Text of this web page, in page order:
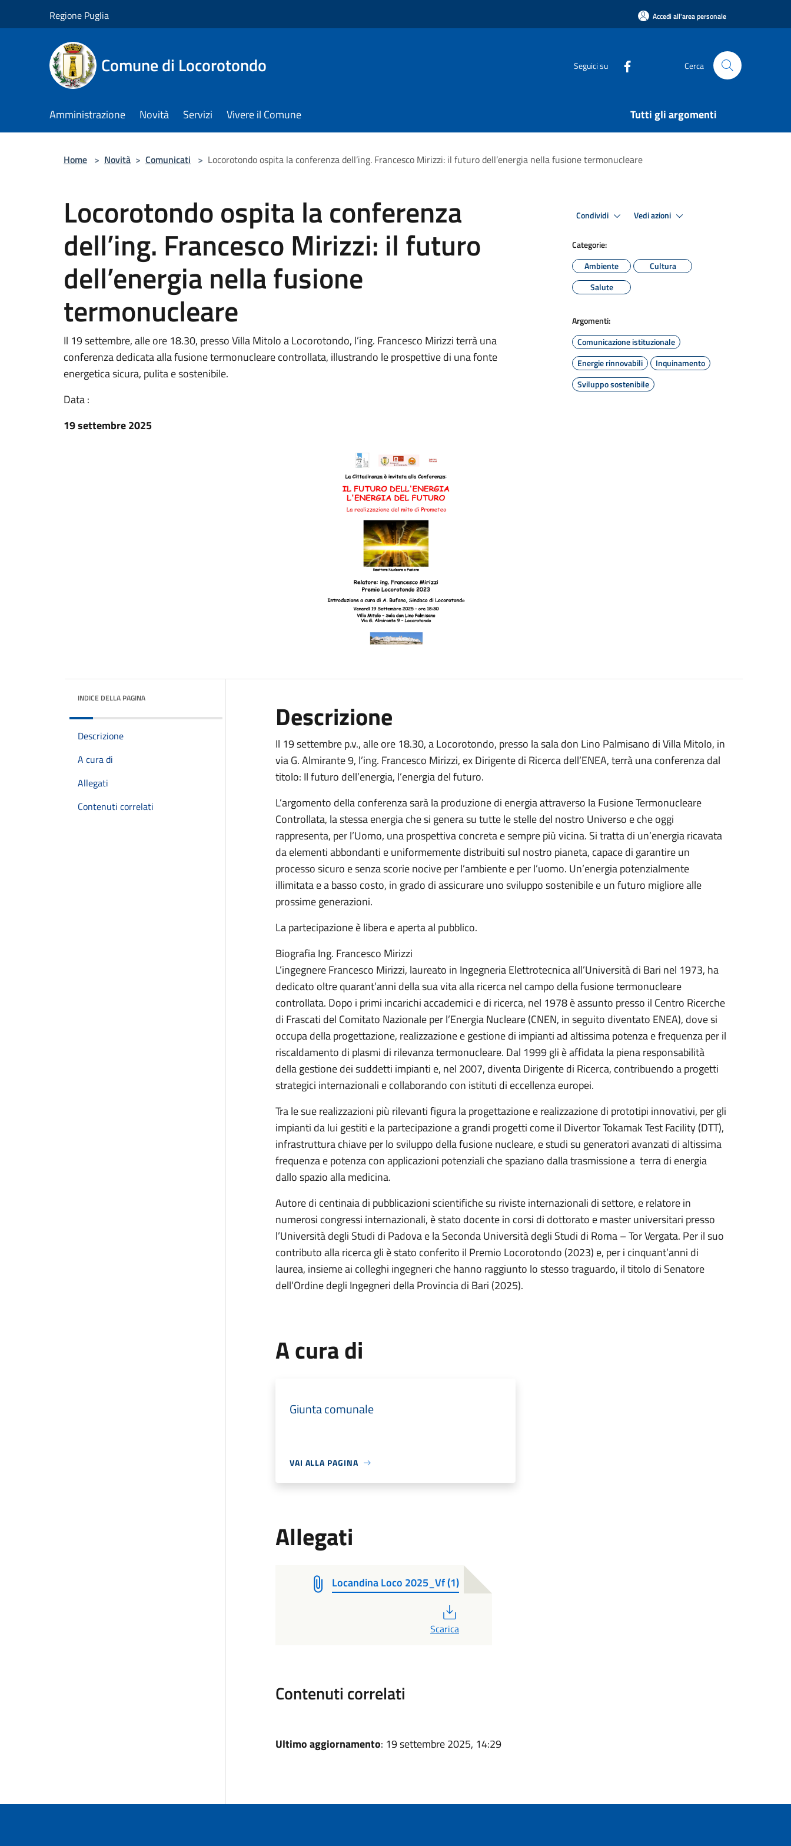
Regione Puglia Accedi all'area personale
Comune di Locorotondo Seguici su Cerca
Amministrazione Novità Servizi Vivere il Comune Tutti gli argomenti
Home > Novità > Comunicati > Locorotondo ospita la conferenza dell’ing. Francesco Mirizzi: il futuro dell’energia nella fusione termonucleare
Locorotondo ospita la conferenza
dell’ing. Francesco Mirizzi: il futuro
dell’energia nella fusione
termonucleare
Il 19 settembre, alle ore 18.30, presso Villa Mitolo a Locorotondo, l’ing. Francesco Mirizzi terrà una
conferenza dedicata alla fusione termonucleare controllata, illustrando le prospettive di una fonte
energetica sicura, pulita e sostenibile.
Data :
19 settembre 2025
Condividi Vedi azioni
Categorie:
Ambiente
Cultura
Salute
Argomenti:
Comunicazione istituzionale
Energie rinnovabili
Inquinamento
Sviluppo sostenibile
INDICE DELLA PAGINA
Descrizione
A cura di
Allegati
Contenuti correlati
Descrizione
Il 19 settembre p.v., alle ore 18.30, a Locorotondo, presso la sala don Lino Palmisano di Villa Mitolo, in
via G. Almirante 9, l’ing. Francesco Mirizzi, ex Dirigente di Ricerca dell’ENEA, terrà una conferenza dal
titolo: Il futuro dell’energia, l’energia del futuro.
L’argomento della conferenza sarà la produzione di energia attraverso la Fusione Termonucleare
Controllata, la stessa energia che si genera su tutte le stelle del nostro Universo e che oggi
rappresenta, per l’Uomo, una prospettiva concreta e sempre più vicina. Si tratta di un’energia ricavata
da elementi abbondanti e uniformemente distribuiti sul nostro pianeta, capace di garantire un
processo sicuro e senza scorie nocive per l’ambiente e per l’uomo. Un’energia potenzialmente
illimitata e a basso costo, in grado di assicurare uno sviluppo sostenibile e un futuro migliore alle
prossime generazioni.
La partecipazione è libera e aperta al pubblico.
Biografia Ing. Francesco Mirizzi
L’ingegnere Francesco Mirizzi, laureato in Ingegneria Elettrotecnica all’Università di Bari nel 1973, ha
dedicato oltre quarant’anni della sua vita alla ricerca nel campo della fusione termonucleare
controllata. Dopo i primi incarichi accademici e di ricerca, nel 1978 è assunto presso il Centro Ricerche
di Frascati del Comitato Nazionale per l’Energia Nucleare (CNEN, in seguito diventato ENEA), dove si
occupa della progettazione, realizzazione e gestione di impianti ad altissima potenza e frequenza per il
riscaldamento di plasmi di rilevanza termonucleare. Dal 1999 gli è affidata la piena responsabilità
della gestione dei suddetti impianti e, nel 2007, diventa Dirigente di Ricerca, contribuendo a progetti
strategici internazionali e collaborando con istituti di eccellenza europei.
Tra le sue realizzazioni più rilevanti figura la progettazione e realizzazione di prototipi innovativi, per gli
impianti da lui gestiti e la partecipazione a grandi progetti come il Divertor Tokamak Test Facility (DTT),
infrastruttura chiave per lo sviluppo della fusione nucleare, e studi su generatori avanzati di altissima
frequenza e potenza con applicazioni potenziali che spaziano dalla trasmissione a terra di energia
dallo spazio alla medicina.
Autore di centinaia di pubblicazioni scientifiche su riviste internazionali di settore, e relatore in
numerosi congressi internazionali, è stato docente in corsi di dottorato e master universitari presso
l’Università degli Studi di Padova e la Seconda Università degli Studi di Roma – Tor Vergata. Per il suo
contributo alla ricerca gli è stato conferito il Premio Locorotondo (2023) e, per i cinquant’anni di
laurea, insieme ai colleghi ingegneri che hanno raggiunto lo stesso traguardo, il titolo di Senatore
dell’Ordine degli Ingegneri della Provincia di Bari (2025).
A cura di
Giunta comunale
VAI ALLA PAGINA
Allegati
Locandina Loco 2025_Vf (1)
Scarica
Contenuti correlati
Ultimo aggiornamento: 19 settembre 2025, 14:29